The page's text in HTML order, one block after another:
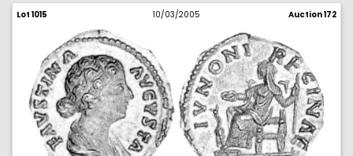
Lot 1015 10/03/2005 Auction 172